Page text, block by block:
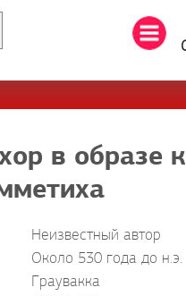
в образе
Неизвестный автор
Около 530 года до н.э.
Граувакка